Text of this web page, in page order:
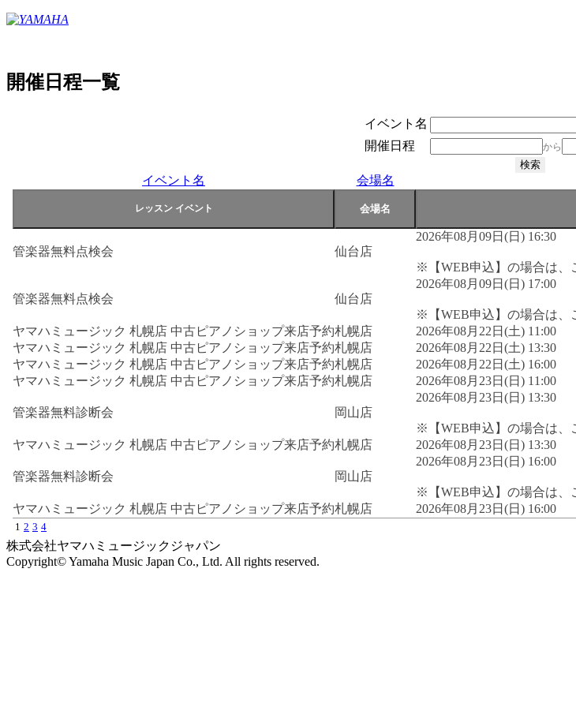
開催日程一覧
イベント名
開催日程
から
イベント名 会場名
管楽器無料点検会 仙台店
2026年08月09日(日) 16:30
※【WEB申込】の場合は、
管楽器無料点検会 仙台店
2026年08月09日(日) 17:00
※【WEB申込】の場合は、
ヤマハミュージック 札幌店 中古ピアノショップ来店予約札幌店 2026年08月22日(土) 11:00
ヤマハミュージック 札幌店 中古ピアノショップ来店予約札幌店 2026年08月22日(土) 13:30
ヤマハミュージック 札幌店 中古ピアノショップ来店予約札幌店 2026年08月22日(土) 16:00
ヤマハミュージック 札幌店 中古ピアノショップ来店予約札幌店 2026年08月23日(日) 11:00
管楽器無料診断会 岡山店
2026年08月23日(日) 13:30
※【WEB申込】の場合は、
ヤマハミュージック 札幌店 中古ピアノショップ来店予約札幌店 2026年08月23日(日) 13:30
管楽器無料診断会 岡山店
2026年08月23日(日) 16:00
※【WEB申込】の場合は、
ヤマハミュージック 札幌店 中古ピアノショップ来店予約札幌店 2026年08月23日(日) 16:00
1 2 3 4
株式会社ヤマハミュージックジャパン
Copyright© Yamaha Music Japan Co., Ltd. All rights reserved.